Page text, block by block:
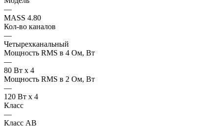
—
MASS 4.80
Кол-во каналов
—
Четырехканальный
Мощность RMS в 4 Ом, Вт
—
80 Вт x 4
Мощность RMS в 2 Ом, Вт
—
120 Вт x 4
Класс
—
Класс AB